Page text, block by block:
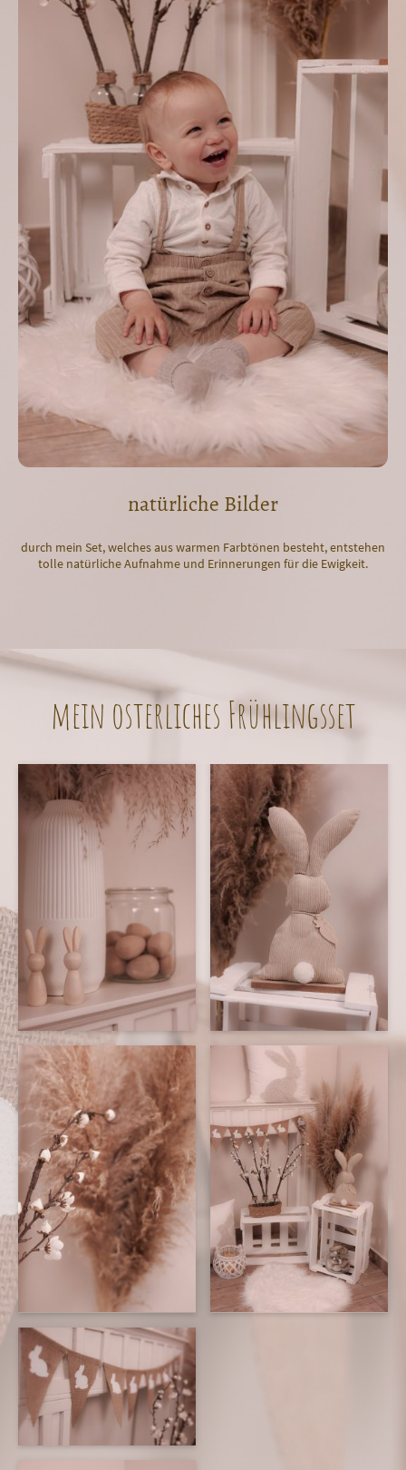
natürliche Bilder
durch mein Set, welches aus warmen Farbtönen besteht, entstehen
tolle natürliche Aufnahme und Erinnerungen für die Ewigkeit.
mein osterliches Frühlingsset